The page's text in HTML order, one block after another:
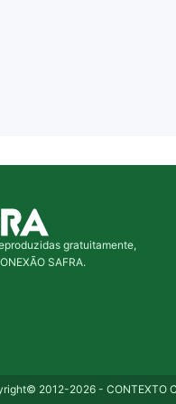
gratuitamente,
SAFRA.
2012-2026 - CONTEXTO